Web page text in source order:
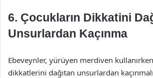
6. Çocukların Dikkatini
Unsurlardan Kaçınma
Ebeveynler, yürüyen merdiven
dikkatlerini dağıtan unsurlardan